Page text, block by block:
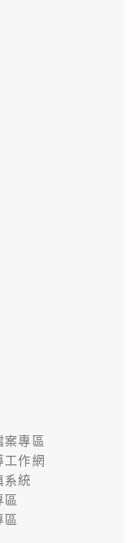
案專區
工作網
系統
區
區